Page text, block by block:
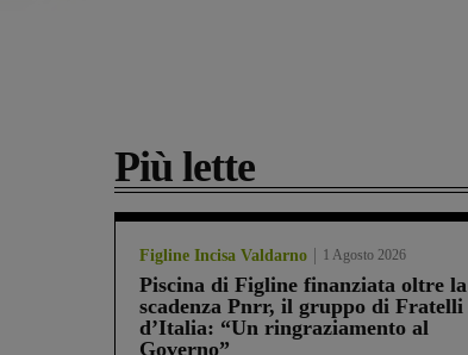
Più lette
Figline Incisa Valdarno 1 Agosto 2026
Piscina di Figline finanziata oltre la
scadenza Pnrr, il gruppo di Fratelli
d’Italia: “Un ringraziamento al
Governo”